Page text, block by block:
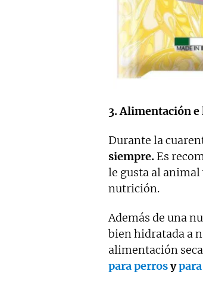
3. Alimentación
Durante la
siempre. Es
le gusta al animal
nutrición.
Además de una
bien hidratada a
alimentación
para perrosy